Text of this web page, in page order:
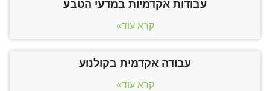
עבודות אקדמיות במדעי הטבע
קרא עוד»
עבודה אקדמית בקולנוע
קרא עוד»